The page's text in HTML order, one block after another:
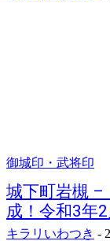
御城印・武将印
城下町岩槻 –
成！令和3年
キラリいわつき -